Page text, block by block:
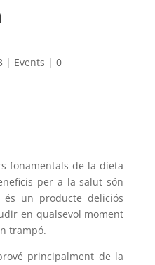
| Events | 0
fonamentals de la dieta
per a la salut són
un producte deliciós
en qualsevol moment
trampó.
principalment de la